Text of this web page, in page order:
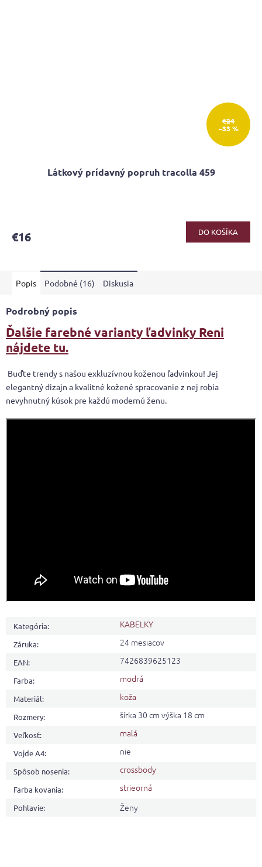
€24
–33 %
Látkový prídavný popruh tracolla 459
€16 DO KOŠÍKA
Popis Podobné (16) Diskusia
Podrobný popis
Ďalšie farebné varianty ľadvinky Reni
nájdete tu.
Buďte trendy s našou exkluzívnou koženou ľadvinkou! Jej
elegantný dizajn a kvalitné kožené spracovanie z nej robia
nevyhnutný kúsok pre každú modernú ženu.
Kategória: KABELKY
Záruka: 24 mesiacov
EAN: 7426839625123
Farba: modrá
Materiál: koža
Rozmery: šírka 30 cm výška 18 cm
Veľkosť: malá
Vojde A4: nie
Spôsob nosenia: crossbody
Farba kovania: strieorná
Pohlavie: Ženy